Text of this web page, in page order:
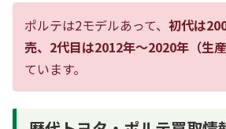
ポルテは2モデルあって、 初代は
売、2代目は2012年～2020年（生
ています。